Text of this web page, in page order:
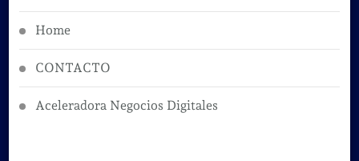
Home
CONTACTO
Aceleradora Negocios Digitales